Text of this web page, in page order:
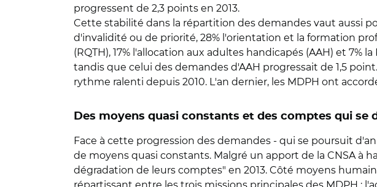
progressent de 2,3 points en 2013.
Cette stabilité dans la répartition des demandes vaut aussi
d'invalidité ou de priorité, 28% l'orientation et la formation
(RQTH), 17% l'allocation aux adultes handicapés (AAH) et 7%
tandis que celui des demandes d'AAH progressait de 1,5
rythme ralenti depuis 2010. L'an dernier, les MDPH ont
Des moyens quasi constants et des comptes qui se
Face à cette progression des demandes - qui se poursuit
de moyens quasi constants. Malgré un apport de la CNSA à
dégradation de leurs comptes" en 2013. Côté moyens